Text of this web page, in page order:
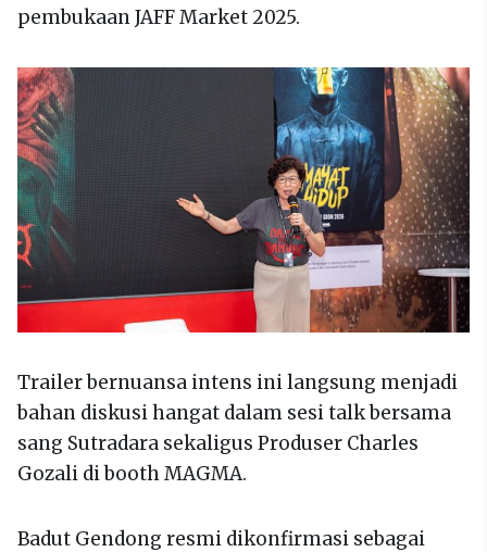
pembukaan JAFF Market 2025.
Trailer bernuansa intens ini langsung menjadi
bahan diskusi hangat dalam sesi talk bersama
sang Sutradara sekaligus Produser Charles
Gozali di booth MAGMA.
Badut Gendong resmi dikonfirmasi sebagai